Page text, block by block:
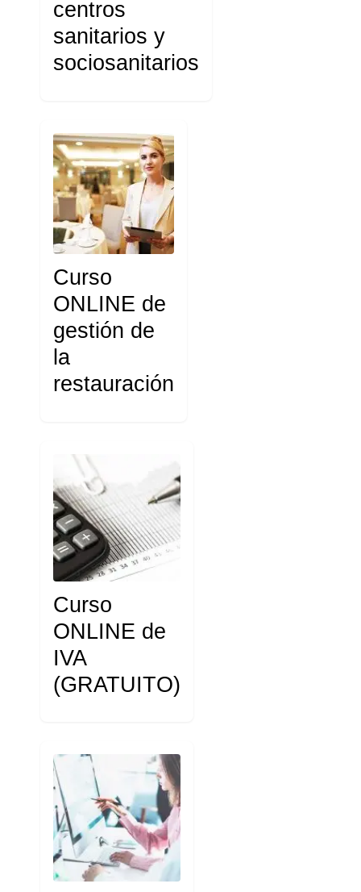
centros
sanitarios y
sociosanitarios
Curso
ONLINE de
gestión de
la
restauración
Curso
ONLINE de
IVA
(GRATUITO)